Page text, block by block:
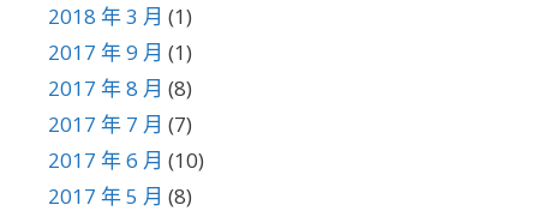
2018 年 3 月 (1)
2017 年 9 月 (1)
2017 年 8 月 (8)
2017 年 7 月 (7)
2017 年 6 月 (10)
2017 年 5 月 (8)